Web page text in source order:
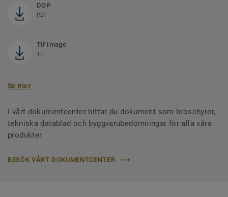
DOP
PDF
Tif Image
TIF
Se mer
I vårt dokumentcenter hittar du dokument som broschyrer,
tekniska datablad och byggvarubedömningar för alla våra
produkter
BESÖK VÅRT DOKUMENTCENTER